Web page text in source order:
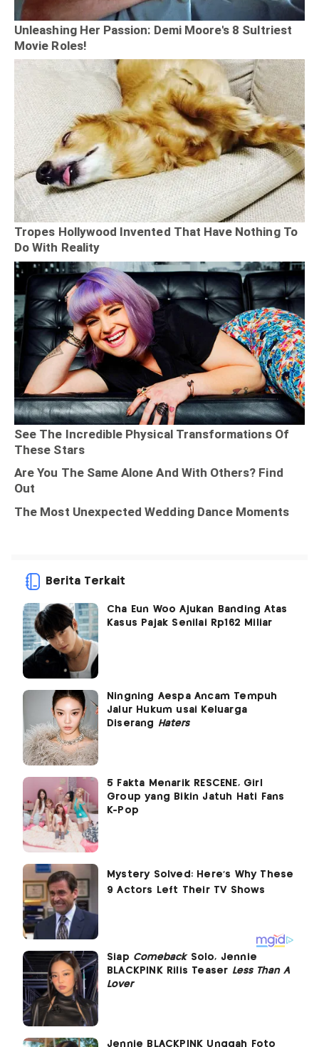
Berita Terkait
Cha Eun Woo Ajukan Banding Atas
Kasus Pajak Senilai Rp162 Miliar
Ningning Aespa Ancam Tempuh
Jalur Hukum usai Keluarga
Diserang Haters
5 Fakta Menarik RESCENE, Girl
Group yang Bikin Jatuh Hati Fans
K-Pop
Siap ComebackSolo, Jennie
BLACKPINK Rilis Teaser Less Than A
Lover
Jennie BLACKPINK Unggah Foto